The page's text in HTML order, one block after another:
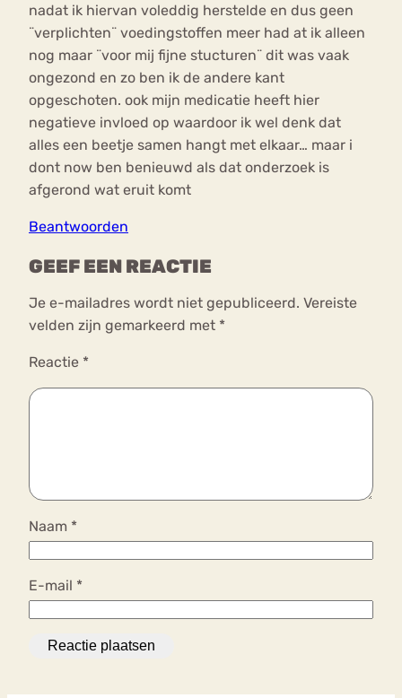
nadat ik hiervan voleddig herstelde en dus geen
¨verplichten¨ voedingstoffen meer had at ik alleen
nog maar ¨voor mij fijne stucturen¨ dit was vaak
ongezond en zo ben ik de andere kant
opgeschoten. ook mijn medicatie heeft hier
negatieve invloed op waardoor ik wel denk dat
alles een beetje samen hangt met elkaar… maar i
dont now ben benieuwd als dat onderzoek is
afgerond wat eruit komt
Beantwoorden
GEEF EEN REACTIE
Je e-mailadres wordt niet gepubliceerd. Vereiste
velden zijn gemarkeerd met *
Reactie *
Naam *
E-mail *